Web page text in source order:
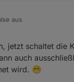
aus
2023, 11:26
jetzt schaltet die
auch
wird. 😁